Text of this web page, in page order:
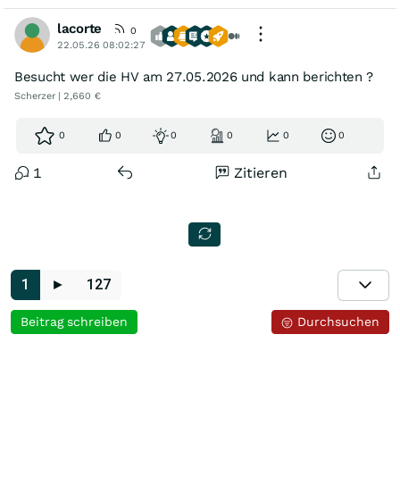
lacorte
0
22.05.26 08:02:27
Besucht wer die HV am 27.05.2026 und kann berichten ?
Scherzer | 2,660 €
0 0 0 0 0 0
1 Zitieren
1 ► 127
Durchsuchen
Beitrag schreiben